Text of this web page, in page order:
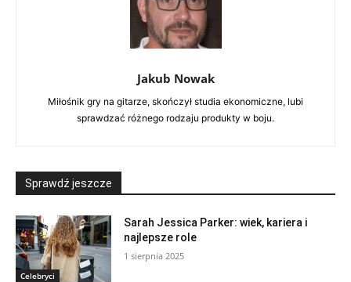
Jakub Nowak
Miłośnik gry na gitarze, skończył studia ekonomiczne, lubi
sprawdzać różnego rodzaju produkty w boju.
Sprawdź jeszcze
Celebryci
Sarah Jessica Parker: wiek, kariera i
najlepsze role
1 sierpnia 2025